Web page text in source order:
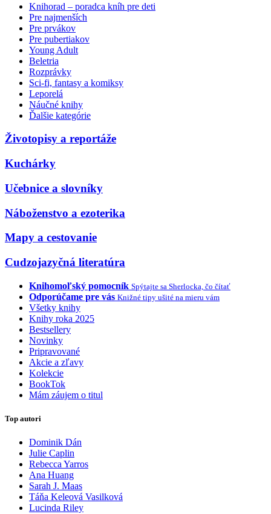
Knihorad – poradca kníh pre deti
Pre najmenších
Pre prvákov
Pre pubertiakov
Young Adult
Beletria
Rozprávky
Sci-fi, fantasy a komiksy
Leporelá
Náučné knihy
Ďalšie kategórie
Životopisy a reportáže
Kuchárky
Učebnice a slovníky
Náboženstvo a ezoterika
Mapy a cestovanie
Cudzojazyčná literatúra
Knihomoľský pomocník Spýtajte sa Sherlocka, čo čítať
Odporúčame pre vás Knižné tipy ušité na mieru vám
Všetky knihy
Knihy roka 2025
Bestsellery
Novinky
Pripravované
Akcie a zľavy
Kolekcie
BookTok
Mám záujem o titul
Top autori
Dominik Dán
Julie Caplin
Rebecca Yarros
Ana Huang
Sarah J. Maas
Táňa Keleová Vasilková
Lucinda Riley